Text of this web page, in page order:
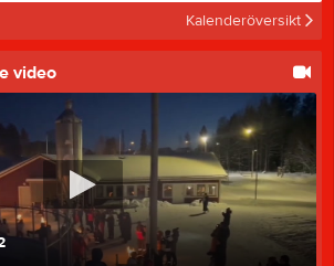
Kalenderöversikt
video